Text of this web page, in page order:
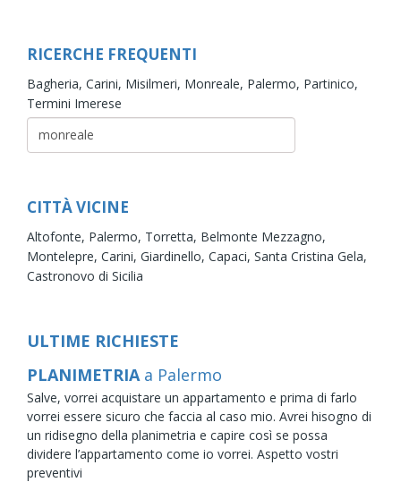
RICERCHE FREQUENTI
Bagheria, Carini, Misilmeri, Monreale, Palermo, Partinico,
Termini Imerese
CITTÀ VICINE
Altofonte, Palermo, Torretta, Belmonte Mezzagno,
Montelepre, Carini, Giardinello, Capaci, Santa Cristina Gela,
Castronovo di Sicilia
ULTIME RICHIESTE
PLANIMETRIA a Palermo
Salve, vorrei acquistare un appartamento e prima di farlo
vorrei essere sicuro che faccia al caso mio. Avrei hisogno di
un ridisegno della planimetria e capire così se possa
dividere l’appartamento come io vorrei. Aspetto vostri
preventivi